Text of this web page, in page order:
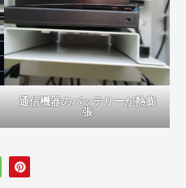
通信機器のバッテリーが熱膨
張